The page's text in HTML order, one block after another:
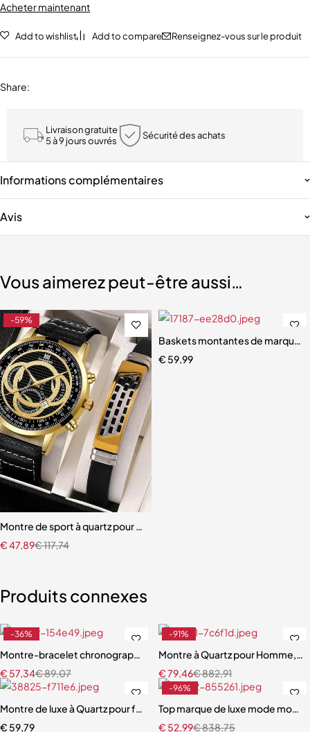
Acheter maintenant
Add to wishlist Add to compare Renseignez-vous sur le produit
Share:
Livraison gratuite
5 à 9 jours ouvrés
Sécurité des achats
Informations complémentaires
Avis
Vous aimerez peut-être aussi…
-59%
Montre de sport à quartz pour homme
€117,74
€47,89
Baskets montantes de marque
€ 59,99
Produits connexes
-36%
Montre-bracelet chronographe multifonctionnelle étanche pour
€89,07
€ 57,34
-91%
Montre à Quartz pour Homme,
€882,91
€79,46
Montre de luxe à Quartz pour femme haute qualité
€ 59,79
-96%
Top marque de luxe mode
€838,75
€ 52,99